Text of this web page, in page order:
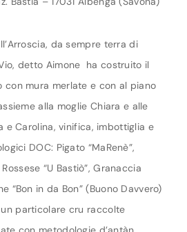
da sempre terra di
detto Aimone ha costruito il
con mura merlate e con al piano
alla moglie Chiara e alle
e Carolina, vinifica, imbottiglia e
DOC: Pigato “MaRenè”,
“U Bastiò”, Granaccia
“Bon in da Bon” (Buono Davvero)
particolare cru raccolte